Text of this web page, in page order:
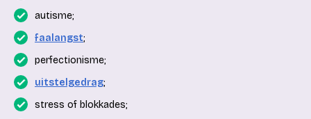
autisme;
faalangst;
perfectionisme;
uitstelgedrag;
stress of blokkades;